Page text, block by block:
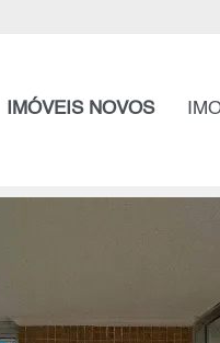
IMÓVEIS NOVOS